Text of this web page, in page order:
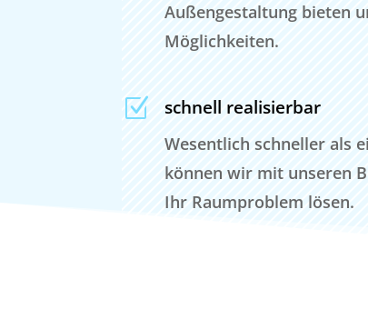
Außengestaltung bieten
Möglichkeiten.
Z schnell realisierbar
Wesentlich schneller als
können wir mit unseren
Ihr Raumproblem lösen.